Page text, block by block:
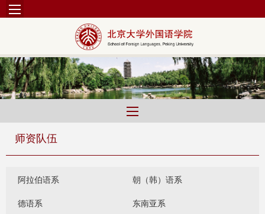
师资队伍
阿拉伯语系 朝（韩）语系
德语系 东南亚系